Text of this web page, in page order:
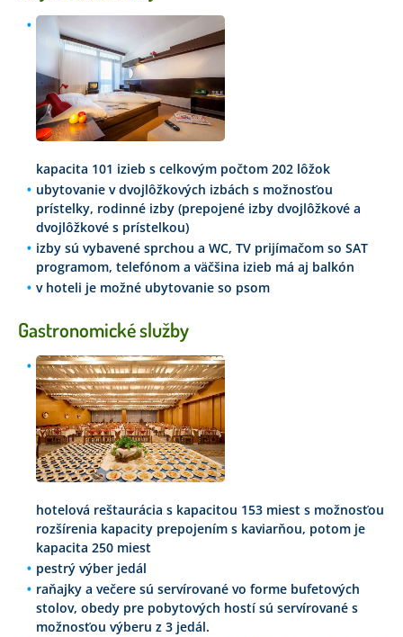
kapacita 101 izieb s celkovým počtom 202 lôžok
ubytovanie v dvojlôžkových izbách s možnosťou
prístelky, rodinné izby (prepojené izby dvojlôžkové a
dvojlôžkové s prístelkou)
izby sú vybavené sprchou a WC, TV prijímačom so SAT
programom, telefónom a väčšina izieb má aj balkón
v hoteli je možné ubytovanie so psom
Gastronomické služby
hotelová reštaurácia s kapacitou 153 miest s možnosťou
rozšírenia kapacity prepojením s kaviarňou, potom je
kapacita 250 miest
pestrý výber jedál
raňajky a večere sú servírované vo forme bufetových
stolov, obedy pre pobytových hostí sú servírované s
možnosťou výberu z 3 jedál.